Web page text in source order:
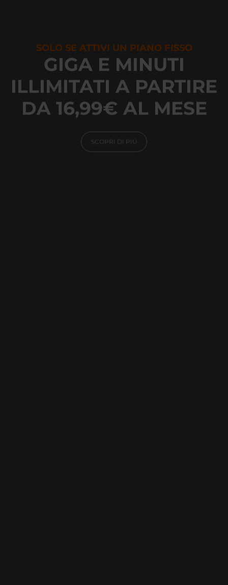
SOLO SE ATTIVI UN PIANO FISSO
GIGA E MINUTI
ILLIMITATI A PARTIRE
DA 16,99€ AL MESE
SCOPRI DI PIÙ